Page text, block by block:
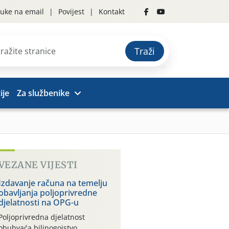
na email Povijest Kontakt
Traži
Za službenike
VIJESTI
računa na temelju
poljoprivredne
na OPG-u
djelatnost